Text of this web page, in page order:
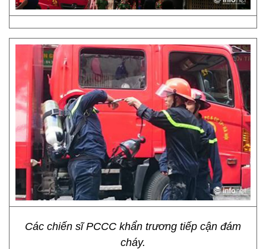
Các chiến sĩ PCCC khẩn trương tiếp cận đám
cháy.